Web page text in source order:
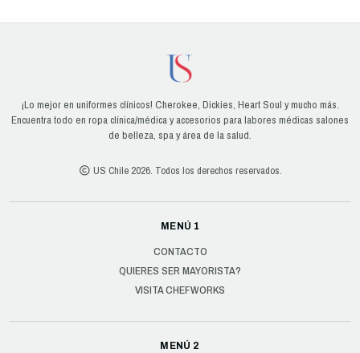
¡Lo mejor en uniformes clínicos! Cherokee, Dickies, Heart Soul y mucho más.
Encuentra todo en ropa clínica/médica y accesorios para labores médicas salones
de belleza, spa y área de la salud.
US Chile 2026. Todos los derechos reservados.
MENÚ 1
CONTACTO
QUIERES SER MAYORISTA?
VISITA CHEFWORKS
MENÚ 2